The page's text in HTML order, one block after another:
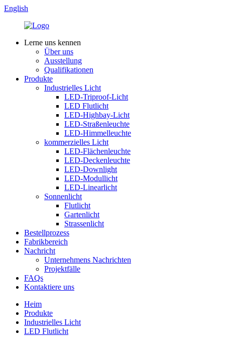
English
Lerne uns kennen
Über uns
Ausstellung
Qualifikationen
Produkte
Industrielles Licht
LED-Triproof-Licht
LED Flutlicht
LED-Highbay-Licht
LED-Straßenleuchte
LED-Himmelleuchte
kommerzielles Licht
LED-Flächenleuchte
LED-Deckenleuchte
LED-Downlight
LED-Modullicht
LED-Linearlicht
Sonnenlicht
Flutlicht
Gartenlicht
Strassenlicht
Bestellprozess
Fabrikbereich
Nachricht
Unternehmens Nachrichten
Projektfälle
FAQs
Kontaktiere uns
Heim
Produkte
Industrielles Licht
LED Flutlicht